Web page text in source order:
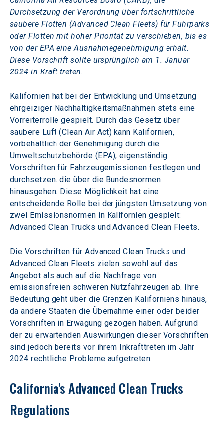
Durchsetzung der Verordnung über fortschrittliche
saubere Flotten (Advanced Clean Fleets) für Fuhrparks
oder Flotten mit hoher Priorität zu verschieben, bis es
von der EPA eine Ausnahmegenehmigung erhält.
Diese Vorschrift sollte ursprünglich am 1. Januar
2024 in Kraft treten.
Kalifornien hat bei der Entwicklung und Umsetzung
ehrgeiziger Nachhaltigkeitsmaßnahmen stets eine
Vorreiterrolle gespielt. Durch das Gesetz über
saubere Luft (Clean Air Act) kann Kalifornien,
vorbehaltlich der Genehmigung durch die
Umweltschutzbehörde (EPA), eigenständig
Vorschriften für Fahrzeugemissionen festlegen und
durchsetzen, die über die Bundesnormen
hinausgehen. Diese Möglichkeit hat eine
entscheidende Rolle bei der jüngsten Umsetzung von
zwei Emissionsnormen in Kalifornien gespielt:
Advanced Clean Trucks und Advanced Clean Fleets.
Die Vorschriften für Advanced Clean Trucks und
Advanced Clean Fleets zielen sowohl auf das
Angebot als auch auf die Nachfrage von
emissionsfreien schweren Nutzfahrzeugen ab. Ihre
Bedeutung geht über die Grenzen Kaliforniens hinaus,
da andere Staaten die Übernahme einer oder beider
Vorschriften in Erwägung gezogen haben. Aufgrund
der zu erwartenden Auswirkungen dieser Vorschriften
sind jedoch bereits vor ihrem Inkrafttreten im Jahr
2024 rechtliche Probleme aufgetreten.
California's Advanced Clean Trucks
Regulations